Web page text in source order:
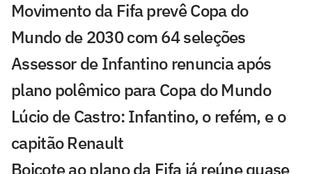
Movimento da Fifa prevê Copa do
Mundo de 2030 com 64 seleções
Assessor de Infantino renuncia após
plano polêmico para Copa do Mundo
Lúcio de Castro: Infantino, o refém, e o
capitão Renault
Boicote ao plano da Fifa já reúne quase